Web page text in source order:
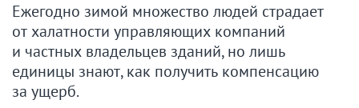
Ежегодно зимой множество людей страдает
от халатности управляющих компаний
и частных владельцев зданий, но лишь
единицы знают, как получить компенсацию
за ущерб.